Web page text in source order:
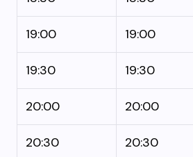
19:00 19:00
19:30 19:30
20:00 20:00
20:30 20:30